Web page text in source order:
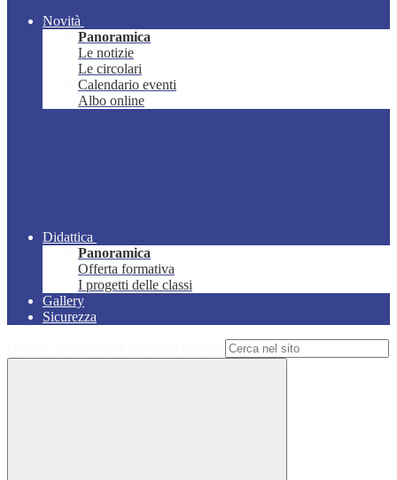
Novità
Panoramica
Le notizie
Le circolari
Calendario eventi
Albo online
Didattica
Panoramica
Offerta formativa
I progetti delle classi
Gallery
Sicurezza